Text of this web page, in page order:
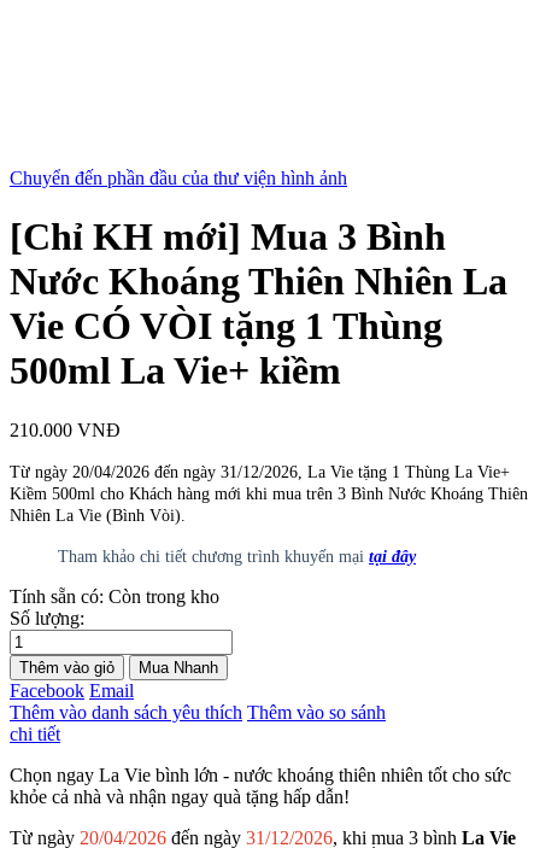
Chuyển đến phần đầu của thư viện hình ảnh
[Chỉ KH mới] Mua 3 Bình
Nước Khoáng Thiên Nhiên La
Vie CÓ VÒI tặng 1 Thùng
500ml La Vie+ kiềm
210.000 VNĐ
Từ ngày 20/04/2026 đến ngày 31/12/2026, La Vie tặng 1 Thùng La Vie+
Kiềm 500ml cho Khách hàng mới khi mua trên 3 Bình Nước Khoáng Thiên
Nhiên La Vie (Bình Vòi).
Tham khảo chi tiết chương trình khuyến mại tại đây
Tính sẵn có: Còn trong kho
Số lượng:
Thêm vào giỏ Mua Nhanh
Facebook Email
Thêm vào danh sách yêu thích Thêm vào so sánh
chi tiết
Chọn ngay La Vie bình lớn - nước khoáng thiên nhiên tốt cho sức
khỏe cả nhà và nhận ngay quà tặng hấp dẫn!
Từ ngày 20/04/2026 đến ngày 31/12/2026, khi mua 3 bình La Vie